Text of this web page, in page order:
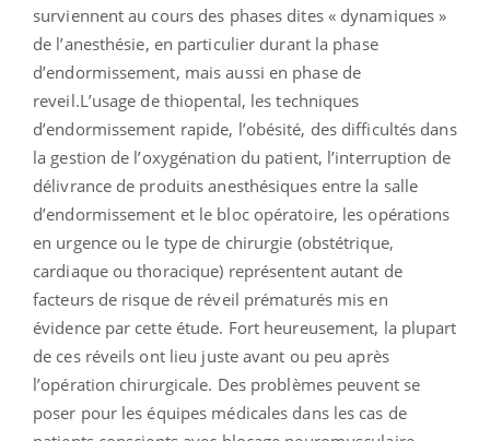
surviennent au cours des phases dites « dynamiques »
de l’anesthésie, en particulier durant la phase
d’endormissement, mais aussi en phase de
reveil.L’usage de thiopental, les techniques
d’endormissement rapide, l’obésité, des difficultés dans
la gestion de l’oxygénation du patient, l’interruption de
délivrance de produits anesthésiques entre la salle
d’endormissement et le bloc opératoire, les opérations
en urgence ou le type de chirurgie (obstétrique,
cardiaque ou thoracique) représentent autant de
facteurs de risque de réveil prématurés mis en
évidence par cette étude. Fort heureusement, la plupart
de ces réveils ont lieu juste avant ou peu après
l’opération chirurgicale. Des problèmes peuvent se
poser pour les équipes médicales dans les cas de